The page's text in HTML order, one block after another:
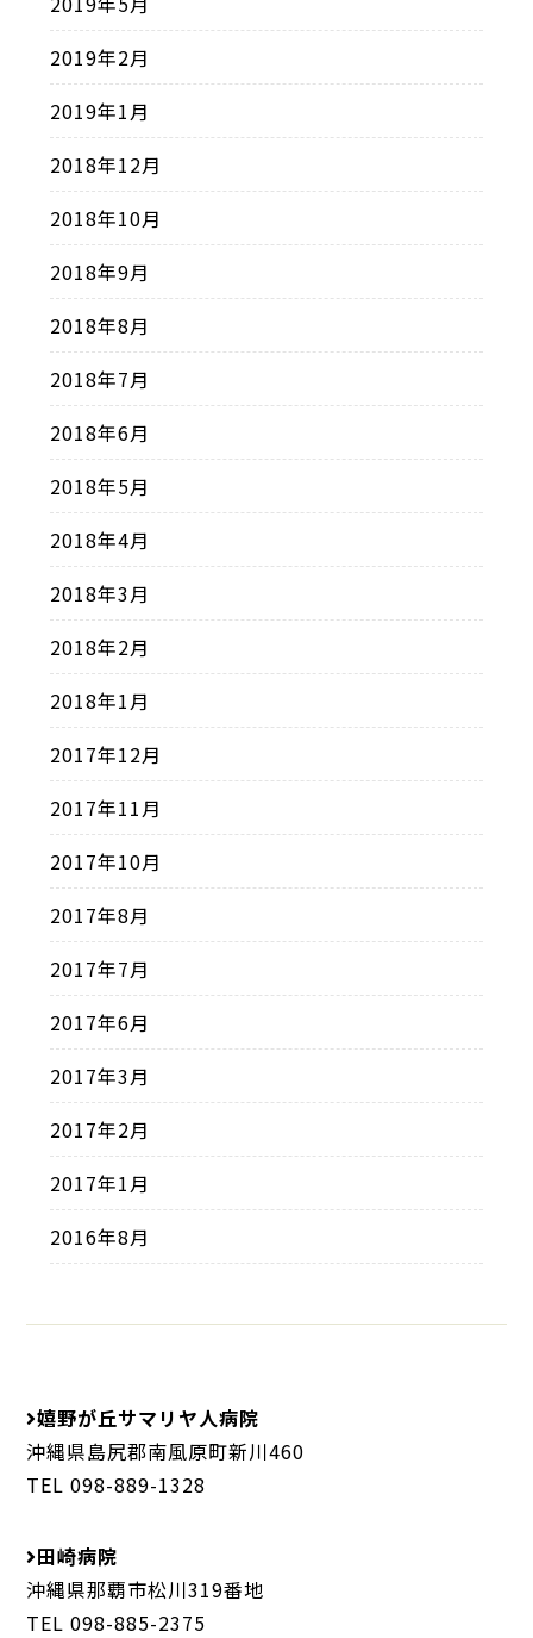
2019年2月
2019年1月
2018年12月
2018年10月
2018年9月
2018年8月
2018年7月
2018年6月
2018年5月
2018年4月
2018年3月
2018年2月
2018年1月
2017年12月
2017年11月
2017年10月
2017年8月
2017年7月
2017年6月
2017年3月
2017年2月
2017年1月
2016年8月
嬉野が丘サマリヤ人病院
沖縄県島尻郡南風原町新川460
TEL 098-889-1328
田崎病院
沖縄県那覇市松川319番地
TEL 098-885-2375